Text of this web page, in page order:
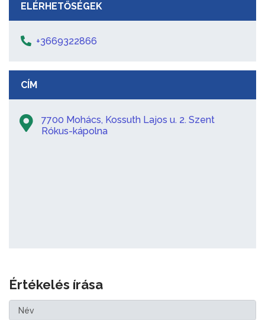
ELÉRHETŐSÉGEK
+3669322866
CÍM
7700 Mohács, Kossuth Lajos u. 2. Szent
Rókus-kápolna
Értékelés írása